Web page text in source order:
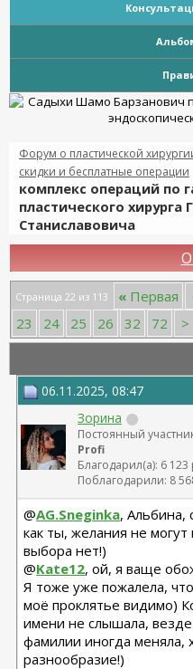
Форум о пластической
скидки и бесплатные операции
комплекс операций по
пластического хирурга
Станиславовича
Страница 22 из 113 « Первая
23
24 25 26 32 72 >
06.11.2025, 08:47
Зорина
Постоянный
Profi
Благодарил(а): 6 123
Поблагодарили: 8
@AG.Sneginka, Альбина,
как ты, желания не могут
выбора нет!)
@Kate12, ой, я ваще
Я тоже уже пожалела,
моё проклятье видимо)
имени не слышала,
фамилии иногда меняла,
разнообразие!)